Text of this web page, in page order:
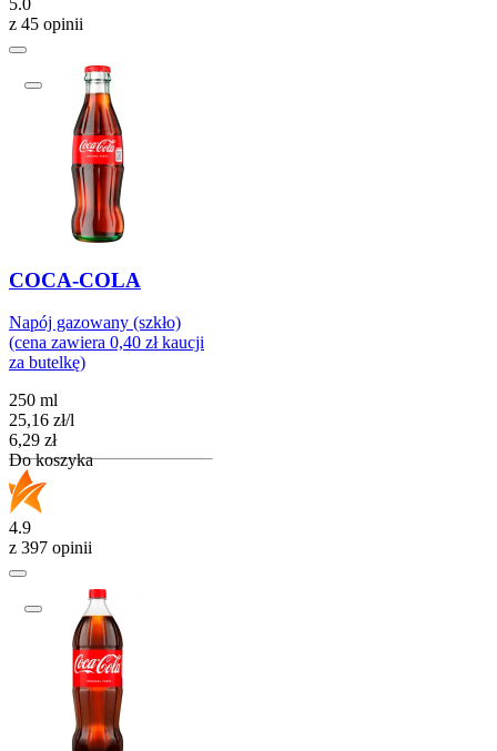
z 45 opinii
COCA-COLA
Napój gazowany (szkło)
(cena zawiera 0,40 zł kaucji
za butelkę)
250 ml
25,16 zł/l
Cena
6,29 zł
Do koszyka
4.9
z 397 opinii